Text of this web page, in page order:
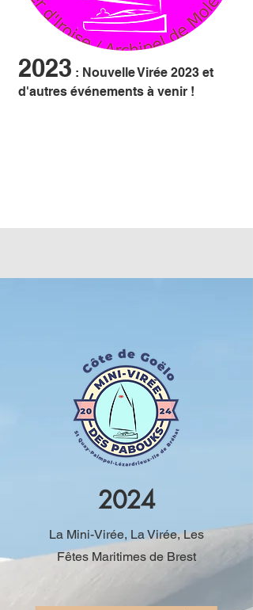
2023 : Nouvelle Virée 2023 et
d'autres événements à venir !
2024
La Mini-Virée, La Virée, Les
Fêtes Maritimes de Brest